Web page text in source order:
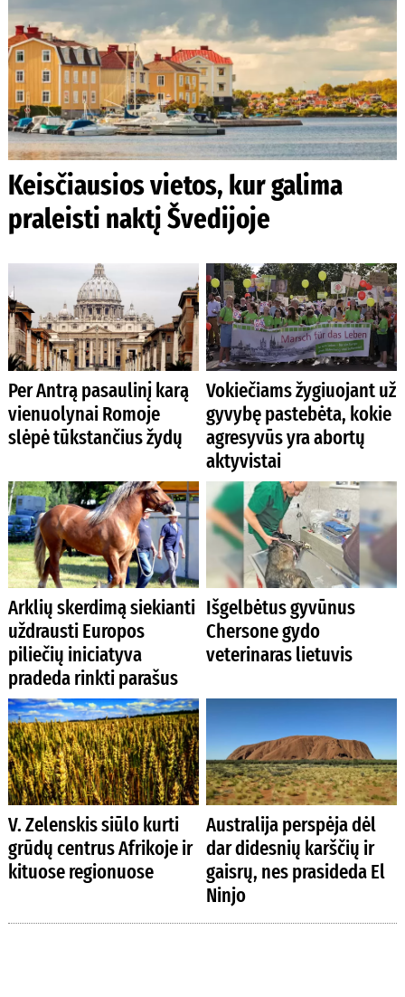
Keisčiausios vietos, kur galima
praleisti naktį Švedijoje
Per Antrą pasaulinį karą
vienuolynai Romoje
slėpė tūkstančius žydų
Vokiečiams žygiuojant už
gyvybę pastebėta, kokie
agresyvūs yra abortų
aktyvistai
Arklių skerdimą siekianti
uždrausti Europos
piliečių iniciatyva
pradeda rinkti parašus
Išgelbėtus gyvūnus
Chersone gydo
veterinaras lietuvis
V. Zelenskis siūlo kurti
grūdų centrus Afrikoje ir
kituose regionuose
Australija perspėja dėl
dar didesnių karščių ir
gaisrų, nes prasideda El
Ninjo